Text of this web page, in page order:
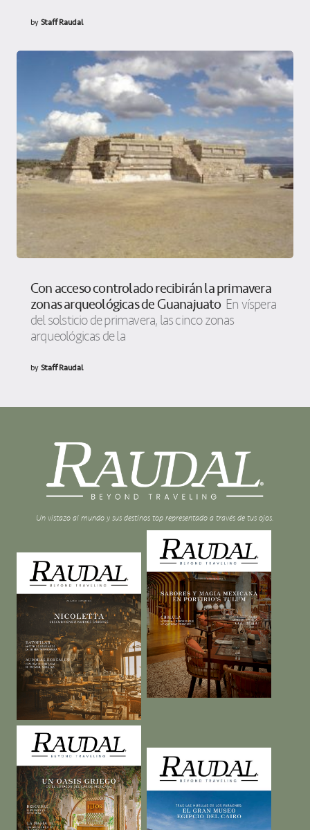
byStaff Raudal
Con acceso controlado recibirán la primavera
zonas arqueológicas de Guanajuato En víspera
del solsticio de primavera, las cinco zonas
arqueológicas de la
byStaff Raudal
Un vistazo al mundo y sus destinos top representado a través de tus ojos.